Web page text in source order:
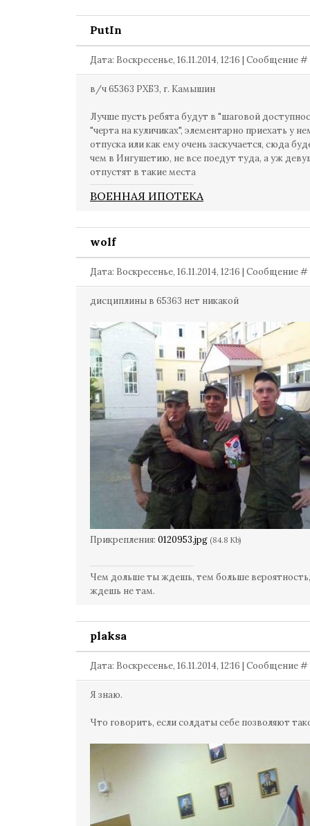
PutIn
Дата: Воскресенье, 16.11.2014, 12:16 | Сообщение #
в/ч 65363 РХБЗ, г. Камышин
Лучше пусть ребята будут в "шаговой
"черта на куличиках", элементарно приехать у
отпуска или как ему очень заскучается, сюда
чем в Ингушетию, не все поедут туда, а уж
отпустят в такие места
ВОЕННАЯ ИПОТЕКА
wolf
Дата: Воскресенье, 16.11.2014, 12:16 | Сообщение #
дисциплины в 65363 нет никакой
Прикрепления: 0120953.jpg (84.8 Kb)
Чем дольше ты ждешь, тем больше
ждешь не там.
plaksa
Дата: Воскресенье, 16.11.2014, 12:16 | Сообщение #
Я знаю.
Что говорить, если солдаты себе позволяют